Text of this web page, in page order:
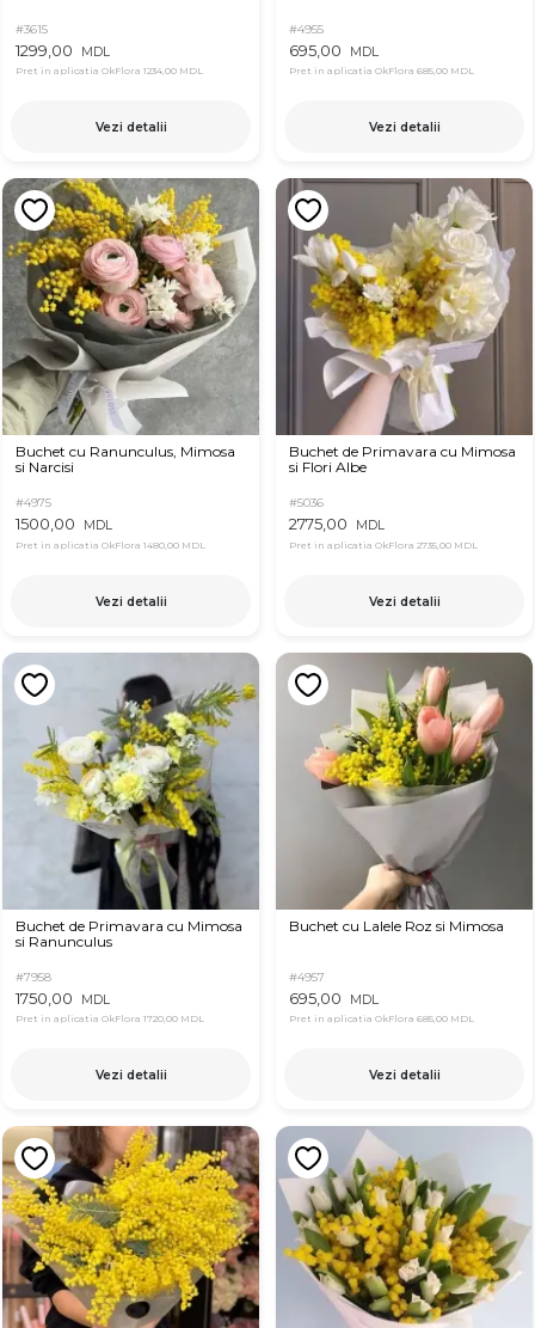
#3615
1299,00 MDL
Pret in aplicatia OkFlora 1234,00 MDL
Vezi detalii
#4955
695,00 MDL
Pret in aplicatia OkFlora 685,00 MDL
Vezi detalii
Buchet cu Ranunculus, Mimosa
si Narcisi
#4975
1500,00 MDL
Pret in aplicatia OkFlora 1480,00 MDL
Vezi detalii
Buchet de Primavara cu Mimosa
si Flori Albe
#5036
2775,00 MDL
Pret in aplicatia OkFlora 2735,00 MDL
Vezi detalii
Buchet de Primavara cu Mimosa
si Ranunculus
#7958
1750,00 MDL
Pret in aplicatia OkFlora 1720,00 MDL
Vezi detalii
Buchet cu Lalele Roz si Mimosa
#4957
695,00 MDL
Pret in aplicatia OkFlora 685,00 MDL
Vezi detalii